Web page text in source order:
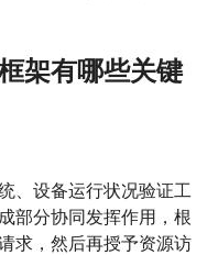
架有哪些关键
、设备运行状况验证工
部分协同发挥作用，根
求，然后再授予资源访